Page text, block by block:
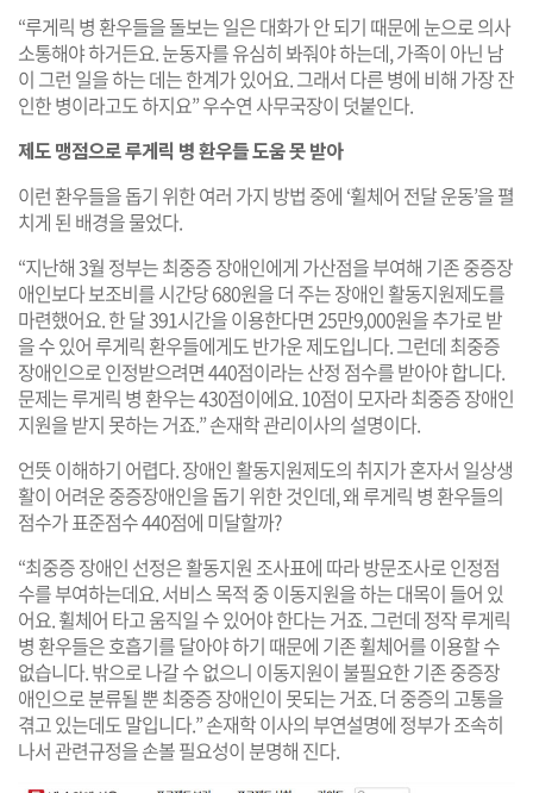
“루게릭 병 환우들을 돌보는 일은 대화가 안 되기 때문에 눈으로 의사
소통해야 하거든요. 눈동자를 유심히 봐줘야 하는데, 가족이 아닌 남
이 그런 일을 하는 데는 한계가 있어요. 그래서 다른 병에 비해 가장 잔
인한 병이라고도 하지요” 우수연 사무국장이 덧붙인다.
제도 맹점으로 루게릭 병 환우들 도움 못 받아
이런 환우들을 돕기 위한 여러 가지 방법 중에 ‘휠체어 전달 운동’을 펼
치게 된 배경을 물었다.
“지난해 3월 정부는 최중증 장애인에게 가산점을 부여해 기존 중증장
애인보다 보조비를 시간당 680원을 더 주는 장애인 활동지원제도를
마련했어요. 한 달 391시간을 이용한다면 25만9,000원을 추가로 받
을 수 있어 루게릭 환우들에게도 반가운 제도입니다. 그런데 최중증
장애인으로 인정받으려면 440점이라는 산정 점수를 받아야 합니다.
문제는 루게릭 병 환우는 430점이에요. 10점이 모자라 최중증 장애인
지원을 받지 못하는 거죠.” 손재학 관리이사의 설명이다.
언뜻 이해하기 어렵다. 장애인 활동지원제도의 취지가 혼자서 일상생
활이 어려운 중증장애인을 돕기 위한 것인데, 왜 루게릭 병 환우들의
점수가 표준점수 440점에 미달할까?
“최중증 장애인 선정은 활동지원 조사표에 따라 방문조사로 인정점
수를 부여하는데요. 서비스 목적 중 이동지원을 하는 대목이 들어 있
어요. 휠체어 타고 움직일 수 있어야 한다는 거죠. 그런데 정작 루게릭
병 환우들은 호흡기를 달아야 하기 때문에 기존 휠체어를 이용할 수
없습니다. 밖으로 나갈 수 없으니 이동지원이 불필요한 기존 중증장
애인으로 분류될 뿐 최중증 장애인이 못되는 거죠. 더 중증의 고통을
겪고 있는데도 말입니다.” 손재학 이사의 부연설명에 정부가 조속히
나서 관련규정을 손볼 필요성이 분명해 진다.